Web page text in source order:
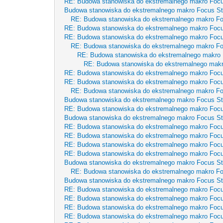
Budowa stanowiska do ekstremalnego makro Focus
RE: Budowa stanowiska do ekstremalnego makro
RE: Budowa stanowiska do ekstremalnego makro
RE: Budowa stanowiska do ekstremalnego makro
RE: Budowa stanowiska do ekstremalnego makro
RE: Budowa stanowiska do ekstremalnego
RE: Budowa stanowiska do ekstremalnego
RE: Budowa stanowiska do ekstremalnego makro
RE: Budowa stanowiska do ekstremalnego makro
RE: Budowa stanowiska do ekstremalnego makro
Budowa stanowiska do ekstremalnego makro Focus
RE: Budowa stanowiska do ekstremalnego makro
Budowa stanowiska do ekstremalnego makro Focus
RE: Budowa stanowiska do ekstremalnego makro
RE: Budowa stanowiska do ekstremalnego makro
RE: Budowa stanowiska do ekstremalnego makro
RE: Budowa stanowiska do ekstremalnego makro
Budowa stanowiska do ekstremalnego makro Focus
RE: Budowa stanowiska do ekstremalnego makro
Budowa stanowiska do ekstremalnego makro Focus
RE: Budowa stanowiska do ekstremalnego makro
RE: Budowa stanowiska do ekstremalnego makro
RE: Budowa stanowiska do ekstremalnego makro
RE: Budowa stanowiska do ekstremalnego makro